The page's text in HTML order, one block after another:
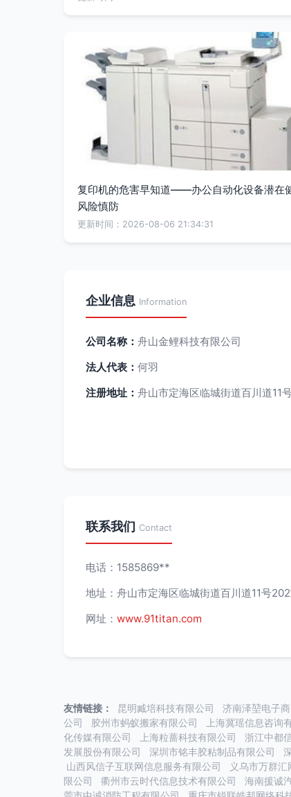
复印机的危害早知道——办公自动化设备潜在
风险慎防
更新时间：2026-08-06 21:34:31
企业信息 Information
公司名称： 舟山金鲤科技有限公司
法人代表： 何羽
注册地址： 舟山市定海区临城街道百川道11
联系我们 Contact
电话：1585869**
地址：舟山市定海区临城街道百川道11号202
网址： www.91titan.com
友情链接： 昆明臧培科技有限公司 济南泽堃电子
公司
胶州市蚂蚁搬家有限公司 上海冀瑶信息咨询
化传媒有限公司
上海粒蔷科技有限公司 浙江中都
发展股份有限公司
深圳市铭丰胶粘制品有限公司
山西风信子互联网信息服务有限公司
义乌市万群汇
限公司
衢州市云时代信息技术有限公司 海南援诚